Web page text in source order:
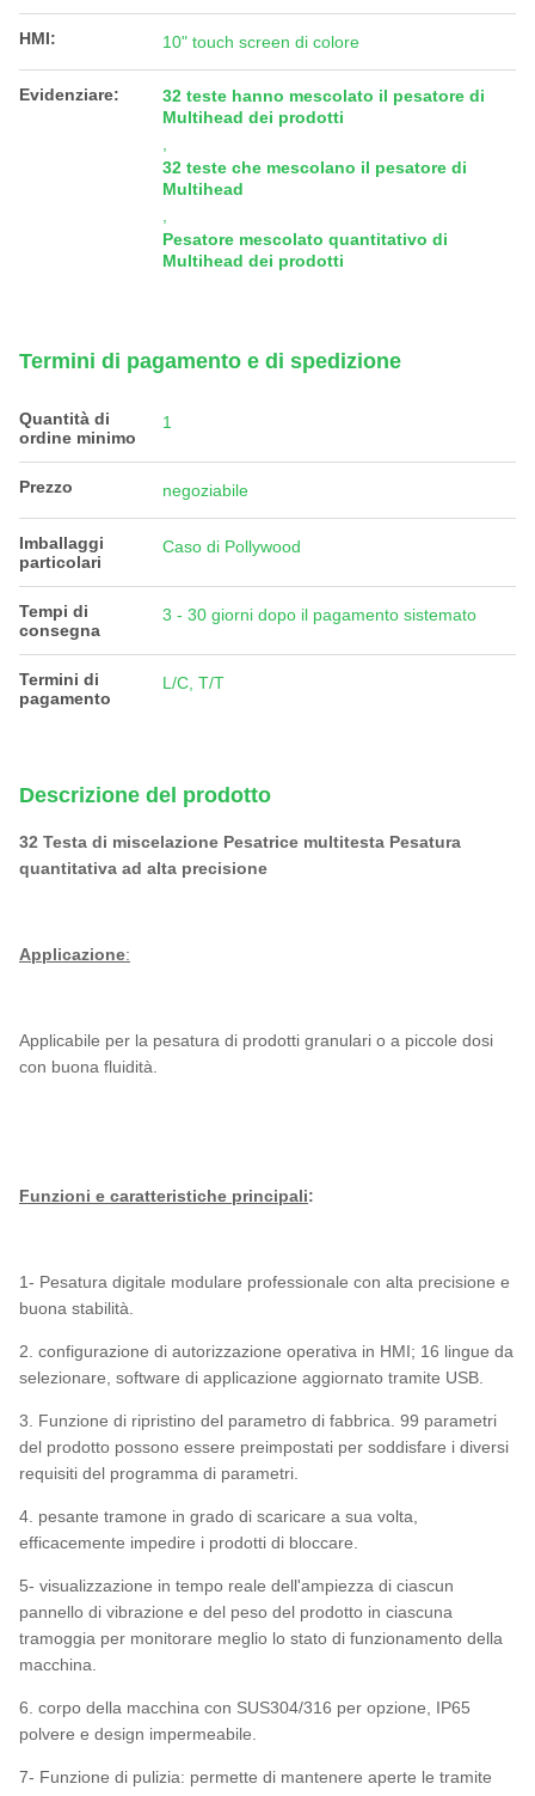
HMI: 10" touch screen di colore
Evidenziare:
32 teste hanno mescolato il pesatore di
Multihead dei prodotti
32 teste che mescolano il pesatore di
Multihead
Pesatore mescolato quantitativo di
Multihead dei prodotti
Termini di pagamento e di spedizione
Quantità di
ordine minimo
1
Prezzo negoziabile
Imballaggi
particolari
Caso di Pollywood
Tempi di
consegna
3 - 30 giorni dopo il pagamento sistemato
Termini di
pagamento
L/C, T/T
Descrizione del prodotto
32 Testa di miscelazione Pesatrice multitesta Pesatura
quantitativa ad alta precisione
Applicazione:
Applicabile per la pesatura di prodotti granulari o a piccole dosi
con buona fluidità.
Funzioni e caratteristiche principali:
1- Pesatura digitale modulare professionale con alta precisione e
buona stabilità.
2. configurazione di autorizzazione operativa in HMI; 16 lingue da
selezionare, software di applicazione aggiornato tramite USB.
3. Funzione di ripristino del parametro di fabbrica. 99 parametri
del prodotto possono essere preimpostati per soddisfare i diversi
requisiti del programma di parametri.
4. pesante tramone in grado di scaricare a sua volta,
efficacemente impedire i prodotti di bloccare.
5- visualizzazione in tempo reale dell'ampiezza di ciascun
pannello di vibrazione e del peso del prodotto in ciascuna
tramoggia per monitorare meglio lo stato di funzionamento della
macchina.
6. corpo della macchina con SUS304/316 per opzione, IP65
polvere e design impermeabile.
7- Funzione di pulizia: permette di mantenere aperte le tramite